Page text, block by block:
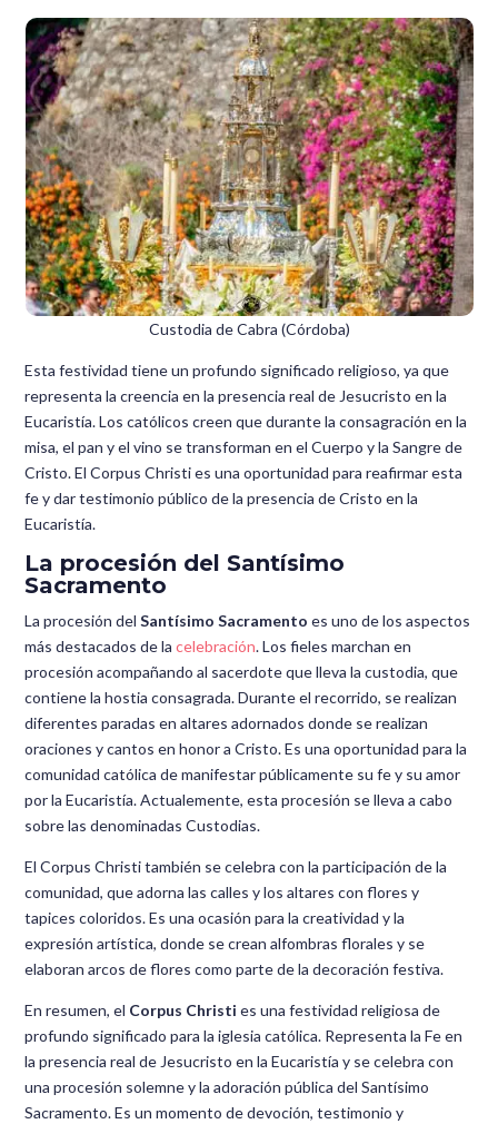
Custodia de Cabra (Córdoba)
Esta festividad tiene un profundo significado religioso, ya que
representa la creencia en la presencia real de Jesucristo en la
Eucaristía. Los católicos creen que durante la consagración en la
misa, el pan y el vino se transforman en el Cuerpo y la Sangre de
Cristo. El Corpus Christi es una oportunidad para reafirmar esta
fe y dar testimonio público de la presencia de Cristo en la
Eucaristía.
La procesión del Santísimo
Sacramento
La procesión delSantísimo Sacramento es uno de los aspectos
más destacados de lacelebración. Los fieles marchan en
procesión acompañando al sacerdote que lleva la custodia, que
contiene la hostia consagrada. Durante el recorrido, se realizan
diferentes paradas en altares adornados donde se realizan
oraciones y cantos en honor a Cristo. Es una oportunidad para la
comunidad católica de manifestar públicamente su fe y su amor
por la Eucaristía. Actualemente, esta procesión se lleva a cabo
sobre las denominadas Custodias.
El Corpus Christi también se celebra con la participación de la
comunidad, que adorna las calles y los altares con flores y
tapices coloridos. Es una ocasión para la creatividad y la
expresión artística, donde se crean alfombras florales y se
elaboran arcos de flores como parte de la decoración festiva.
En resumen, el Corpus Christi es una festividad religiosa de
profundo significado para la iglesia católica. Representa la Fe en
la presencia real de Jesucristo en la Eucaristía y se celebra con
una procesión solemne y la adoración pública del Santísimo
Sacramento. Es un momento de devoción, testimonio y